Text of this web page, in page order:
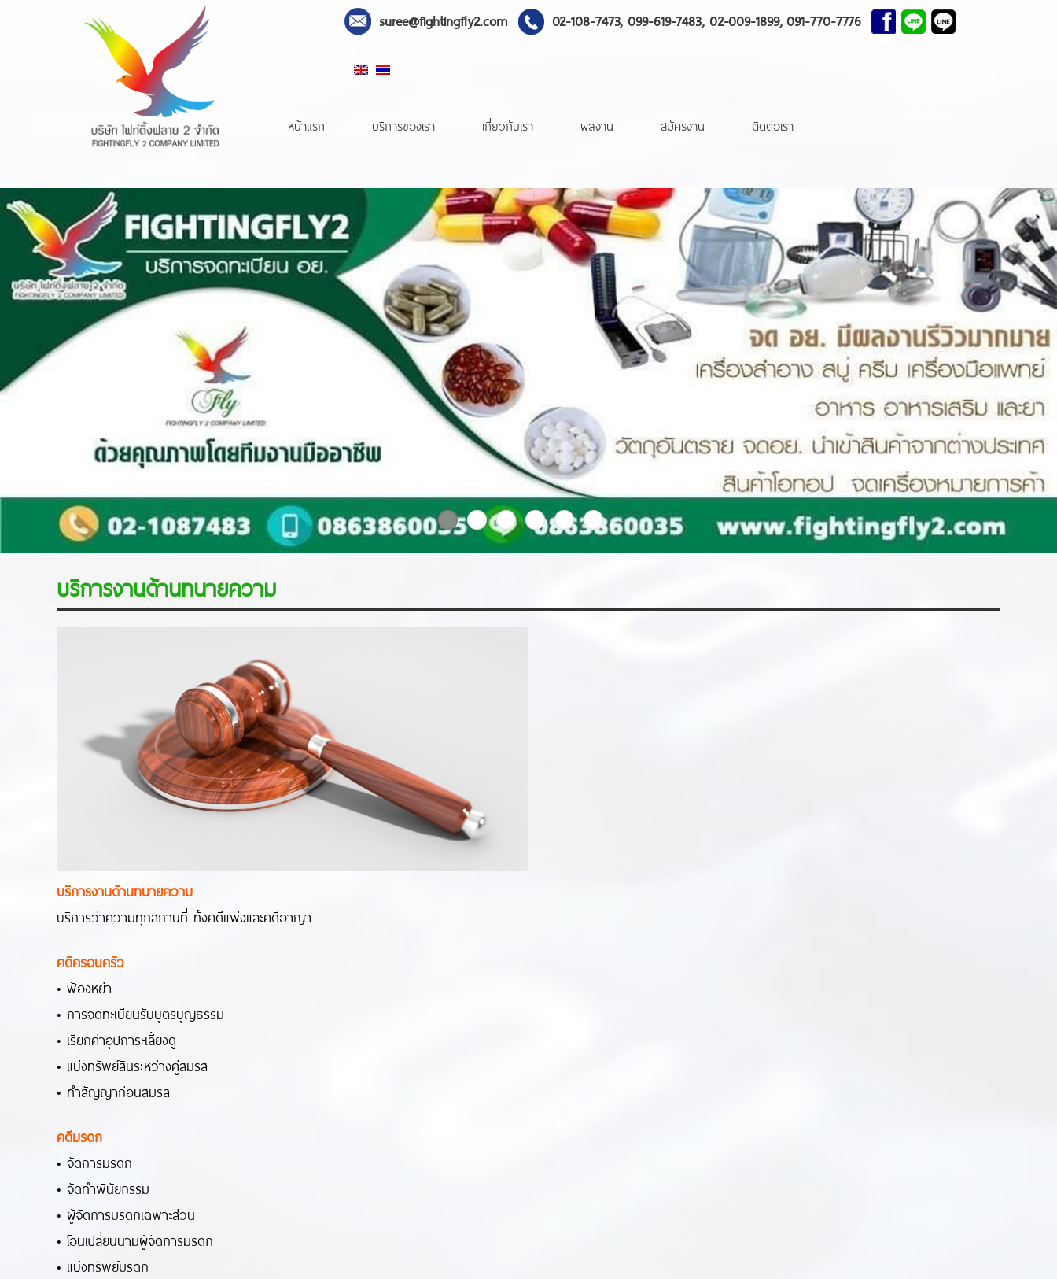
suree@fightingfly2.com 02-108-7473, 099-619-7483, 02-009-1899, 091-770-7776
หน้าแรก บริการของเรา เกี่ยวกับเรา ผลงาน สมัครงาน ติดต่อเรา
บริการงานด้านทนายความ
บริการงานด้านทนายความ
บริการว่าความทุกสถานที่ ทั้งคดีแพ่งและคดีอาญา
คดีครอบครัว
• ฟ้องหย่า
• การจดทะเบียนรับบุตรบุญธรรม
• เรียกค่าอุปการะเลี้ยงดู
• แบ่งทรัพย์สินระหว่างคู่สมรส
• ทำสัญญาก่อนสมรส
คดีมรดก
• จัดการมรดก
• จัดทำพินัยกรรม
• ผู้จัดการมรดกเฉพาะส่วน
• โอนเปลี่ยนนามผู้จัดการมรดก
• แบ่งทรัพย์มรดก